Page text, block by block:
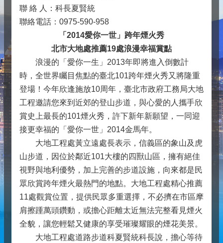
聯 絡 人：科長夏賢統
聯絡電話：0975-590-958
「2014愛你一世」跨年煙火秀
北市大地處推薦19處浪漫幸福賞點
浪漫的「愛你一生」2013年即將進入倒數計
時，全世界矚目焦點的臺北101跨年煙火秀又將隆重
登場！今年欣逢施放10周年，臺北市政府工務局大地
工程邀請您來到近郊的登山步道，與心愛的人攜手欣
賞史上最長的101煙火秀，許下新年新願望，一同迎
接更幸福的「愛你一世」2014金馬年。
大地工程處黃立遠處長表示，信義區的象山及虎
山步道，因位於鄰近101大樓的四獸山區，擁有絕佳
視野與地利優勢，加上完善的步道設施，向來都是民
眾欣賞跨年煙火最熱門的地點。大地工程處精心推薦
11處觀賞位置，提供民眾多重選擇，不必擠在市區摩
肩擦踵萬頭鑽動，或擔心距離太近無法完整看見煙火
全貌，讓您輕鬆又健康的享受璀璨耀眼的煙花美景。
大地工程處道路步道科夏賢統科長說，擔心等待